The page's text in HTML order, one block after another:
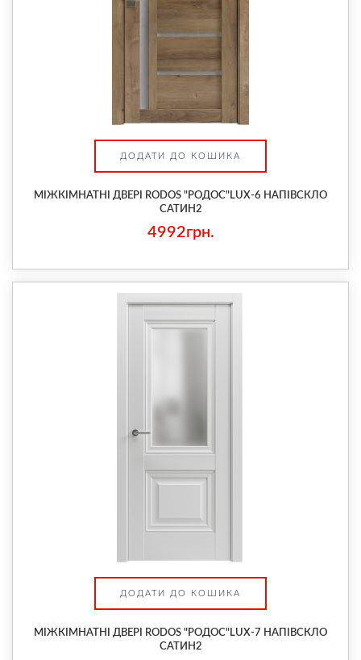
ДОДАТИ ДО КОШИКА
МІЖКІМНАТНІ ДВЕРІ RODOS "РОДОС"LUX-6 НАПІВСКЛО
САТИН2
4992грн.
ДОДАТИ ДО КОШИКА
МІЖКІМНАТНІ ДВЕРІ RODOS "РОДОС"LUX-7 НАПІВСКЛО
САТИН2